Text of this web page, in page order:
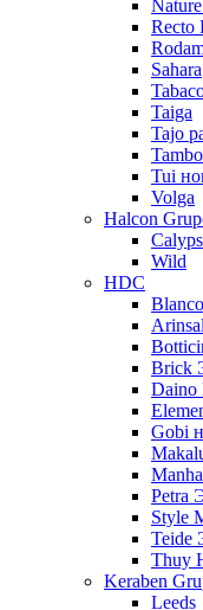
Recto
Sahara
Taiga
Tajo
Tui
Volga
Halcon
Wild
HDC
Daino
Gobi
Style
Thuy
Keraben
Leeds